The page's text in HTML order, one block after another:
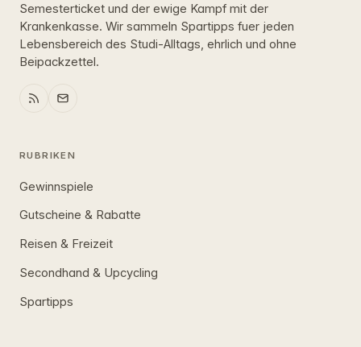
Semesterticket und der ewige Kampf mit der
Krankenkasse. Wir sammeln Spartipps fuer jeden
Lebensbereich des Studi-Alltags, ehrlich und ohne
Beipackzettel.
RUBRIKEN
Gewinnspiele
Gutscheine & Rabatte
Reisen & Freizeit
Secondhand & Upcycling
Spartipps